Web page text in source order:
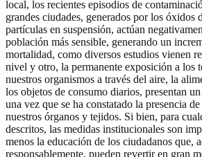
local, los recientes episodios de
grandes ciudades, generados por los óxidos
partículas en suspensión, actúan
población más sensible, generando un
mortalidad, como diversos estudios vienen
nivel y otro, la permanente exposición a los
nuestros organismos a través del aire, la
los objetos de consumo diarios, presentan
una vez que se ha constatado la presencia
nuestros órganos y tejidos. Si bien, para
descritos, las medidas institucionales son
menos la educación de los ciudadanos que,
responsablemente, pueden revertir en gran